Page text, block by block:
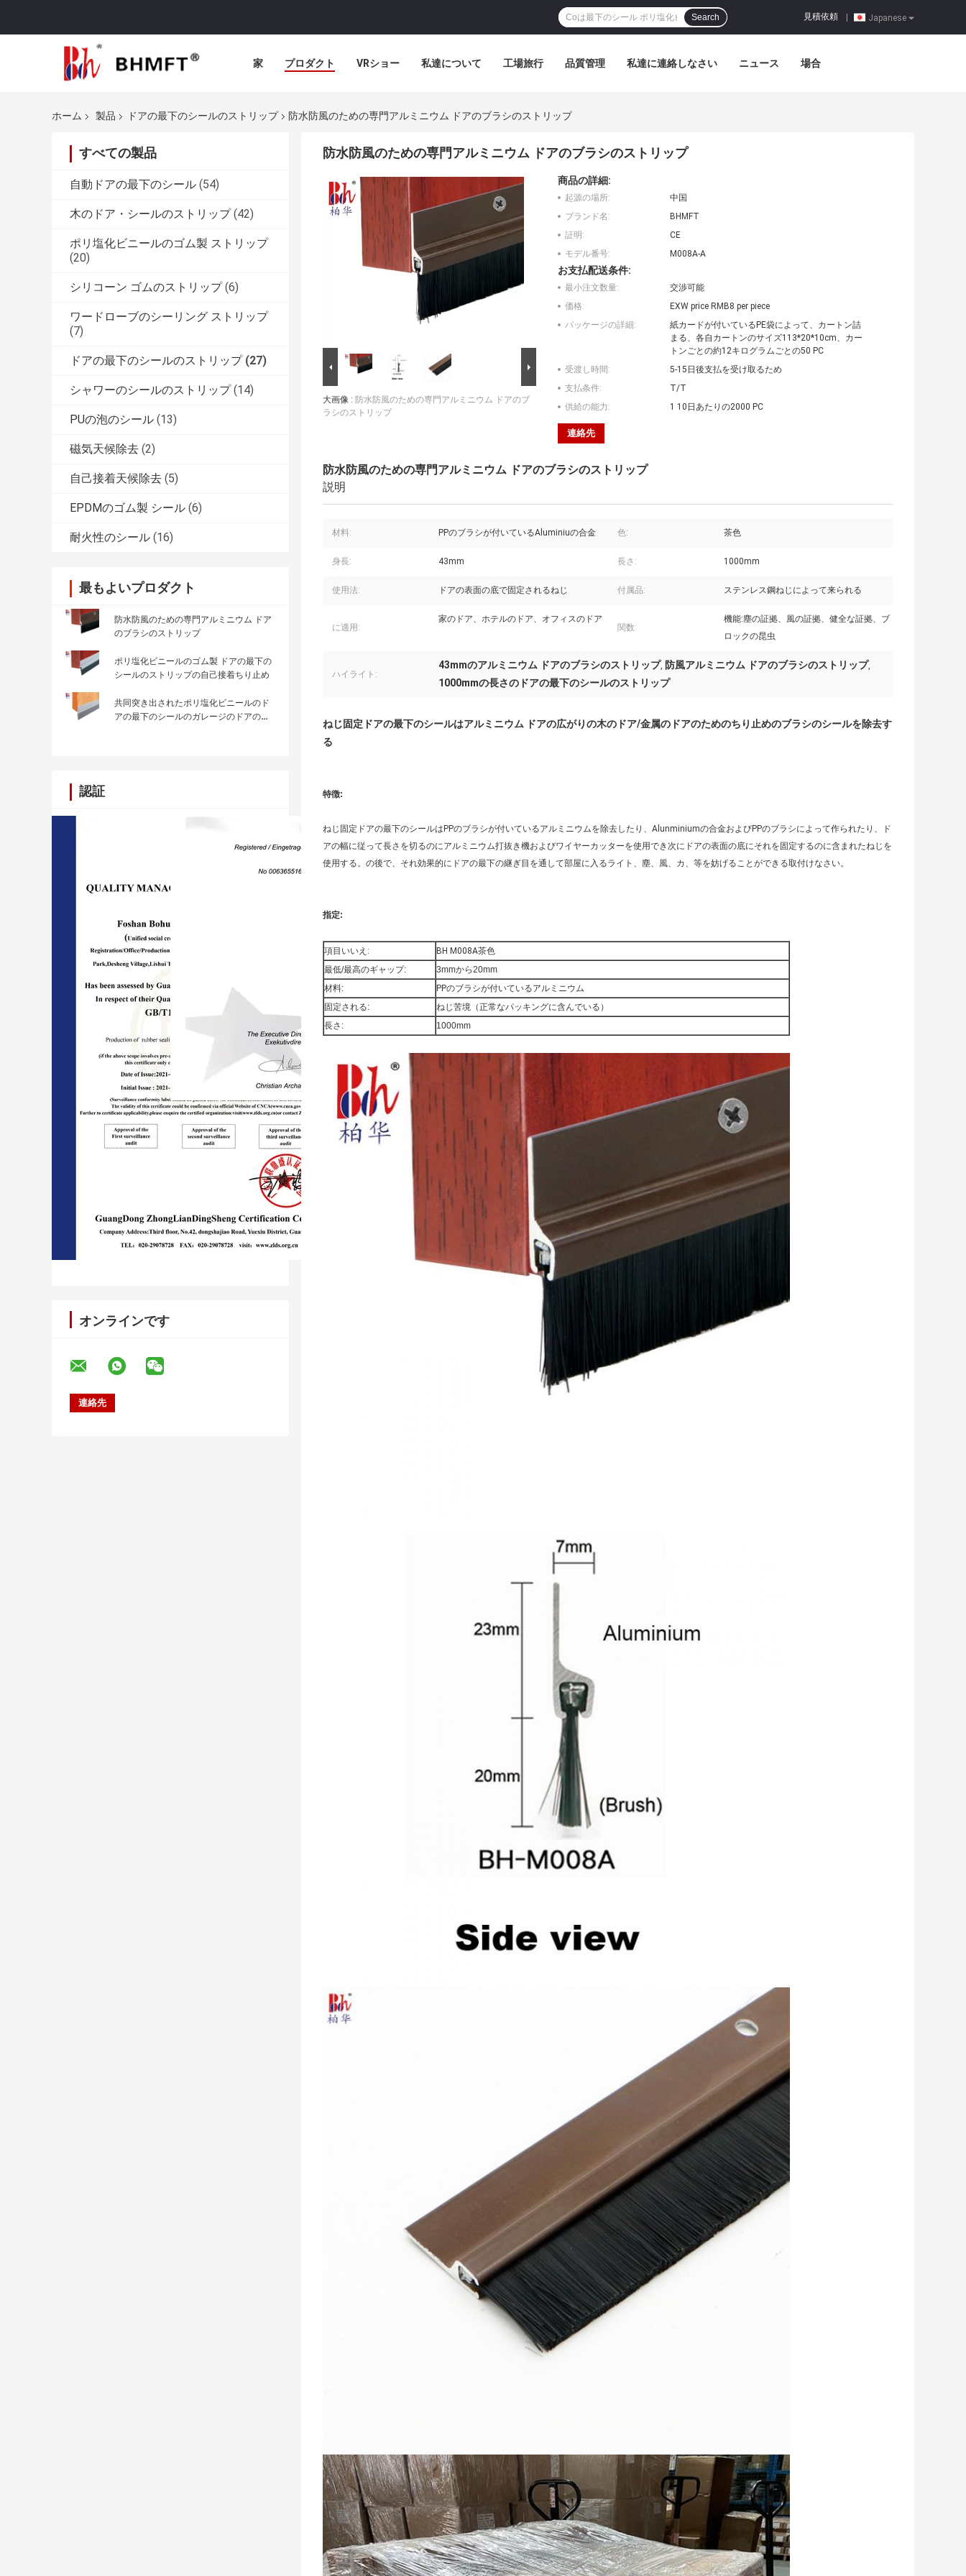
Japanese
見積依頼
Search
家 プロダクト VRショー 私達について 工場旅行 品質管理 私達に連絡しなさい ニュース 場合
ホーム 製品 ドアの最下のシールのストリップ 防水防風のための専門アルミニウム ドアのブラシのストリップ
すべての製品
自動ドアの最下のシール (54)
木のドア・シールのストリップ (42)
ポリ塩化ビニールのゴム製 ストリップ
(20)
シリコーン ゴムのストリップ (6)
ワードローブのシーリング ストリップ
(7)
ドアの最下のシールのストリップ (27)
シャワーのシールのストリップ (14)
PUの泡のシール (13)
磁気天候除去 (2)
自己接着天候除去 (5)
EPDMのゴム製 シール (6)
耐火性のシール (16)
最もよいプロダクト
防水防風のための専門アルミニウム ドア
のブラシのストリップ
ポリ塩化ビニールのゴム製 ドアの最下の
シールのストリップの自己接着ちり止め
共同突き出されたポリ塩化ビニールのド
アの最下のシールのガレージのドアの最
認証
オンラインです
防水防風のための専門アルミニウム ドアのブラシのストリップ
大画像 : 防水防風のための専門アルミニウム ドアのブ
ラシのストリップ
商品の詳細:
起源の場所:
中国
ブランド名:
BHMFT
証明:
CE
モデル番号:
M008A-A
お支払配送条件:
最小注文数量:
交渉可能
価格:
EXW price RMB8 per piece
パッケージの詳細:
紙カードが付いているPE袋によって、カートン詰
まる、各自カートンのサイズ113*20*10cm、カー
トンごとの約12キログラムごとの50 PC
受渡し時間:
5-15日後支払を受け取るため
支払条件:
T/T
供給の能力:
1 10日あたりの2000 PC
連絡先
防水防風のための専門アルミニウム ドアのブラシのストリップ
説明
材料: PPのブラシが付いているAluminiuの合金 色: 茶色
身長: 43mm 長さ: 1000mm
使用法: ドアの表面の底で固定されるねじ 付属品: ステンレス鋼ねじによって来られる
に適用:
家のドア、ホテルのドア、オフィスのドア
関数:
機能:塵の証拠、風の証拠、健全な証拠、ブ
ロックの昆虫
ハイライト:
43mmのアルミニウム ドアのブラシのストリップ, 防風アルミニウム ドアのブラシのストリップ,
1000mmの長さのドアの最下のシールのストリップ
ねじ固定ドアの最下のシールはアルミニウム ドアの広がりの木のドア/金属のドアのためのちり止めのブラシのシールを除去す
る
特徴:
ねじ固定ドアの最下のシールはPPのブラシが付いているアルミニウムを除去したり、Alunminiumの合金およびPPのブラシによって作られたり、ド
アの幅に従って長さを切るのにアルミニウム打抜き機およびワイヤーカッターを使用でき次にドアの表面の底にそれを固定するのに含まれたねじを
使用する。の後で、それ効果的にドアの最下の継ぎ目を通して部屋に入るライト、塵、風、カ、等を妨げることができる取付けなさい。
指定:
項目いいえ:
BH M008A茶色
最低/最高のギャップ:
3mmから20mm
材料:
PPのブラシが付いているアルミニウム
固定される:
ねじ苦境（正常なパッキングに含んでいる）
長さ:
1000mm